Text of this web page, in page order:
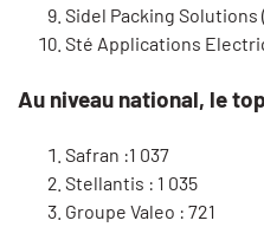
Sidel Packing Solutions
Sté Applications
Au niveau national, le
Safran :1 037
Stellantis : 1 035
Groupe Valeo : 721